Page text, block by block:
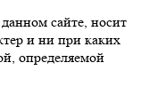
сайте, носит
и ни при каких
определяемой